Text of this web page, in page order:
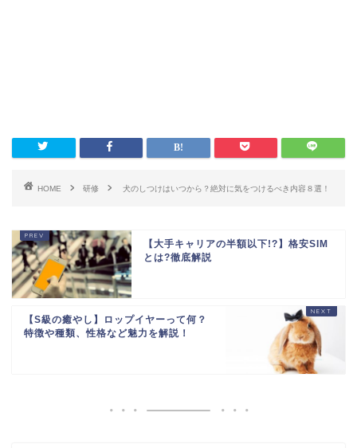
HOME 研修 犬のしつけはいつから？絶対に気をつけるべき内容８選！
【大手キャリアの半額以下!?】格安SIM
とは?徹底解説
【S級の癒やし】ロップイヤーって何？
特徴や種類、性格など魅力を解説！